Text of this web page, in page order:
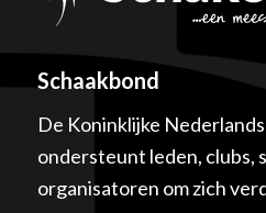
Schaakbond
De Koninklijke
ondersteunt leden, clubs,
organisatoren om zich